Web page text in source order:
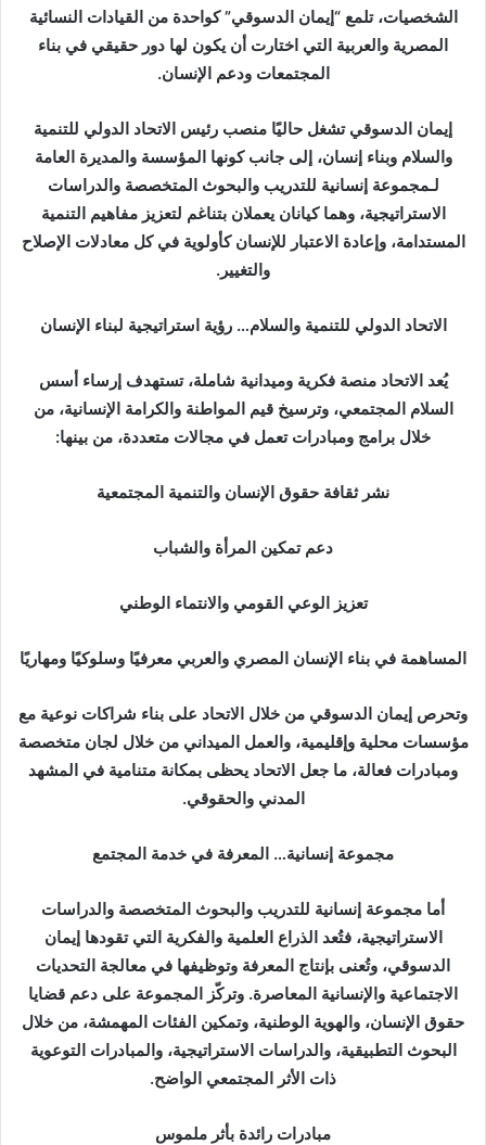
إ
ر
و
ن
ي
ا
الشخصيات، تلمع “إيمان الدسوقي” كواحدة من القيادات النسائية
المصرية والعربية التي اختارت أن يكون لها دور حقيقي في بناء
المجتمعات ودعم الإنسان.
إيمان الدسوقي تشغل حاليًا منصب رئيس الاتحاد الدولي للتنمية
والسلام وبناء إنسان، إلى جانب كونها المؤسسة والمديرة العامة
لـمجموعة إنسانية للتدريب والبحوث المتخصصة والدراسات
الاستراتيجية، وهما كيانان يعملان بتناغم لتعزيز مفاهيم التنمية
المستدامة، وإعادة الاعتبار للإنسان كأولوية في كل معادلات الإصلاح
والتغيير.
الاتحاد الدولي للتنمية والسلام… رؤية استراتيجية لبناء الإنسان
يُعد الاتحاد منصة فكرية وميدانية شاملة، تستهدف إرساء أسس
السلام المجتمعي، وترسيخ قيم المواطنة والكرامة الإنسانية، من
خلال برامج ومبادرات تعمل في مجالات متعددة، من بينها:
نشر ثقافة حقوق الإنسان والتنمية المجتمعية
دعم تمكين المرأة والشباب
تعزيز الوعي القومي والانتماء الوطني
المساهمة في بناء الإنسان المصري والعربي معرفيًا وسلوكيًا ومهاريًا
وتحرص إيمان الدسوقي من خلال الاتحاد على بناء شراكات نوعية مع
مؤسسات محلية وإقليمية، والعمل الميداني من خلال لجان متخصصة
ومبادرات فعالة، ما جعل الاتحاد يحظى بمكانة متنامية في المشهد
المدني والحقوقي.
مجموعة إنسانية… المعرفة في خدمة المجتمع
أما مجموعة إنسانية للتدريب والبحوث المتخصصة والدراسات
الاستراتيجية، فتُعد الذراع العلمية والفكرية التي تقودها إيمان
الدسوقي، وتُعنى بإنتاج المعرفة وتوظيفها في معالجة التحديات
الاجتماعية والإنسانية المعاصرة. وتركّز المجموعة على دعم قضايا
حقوق الإنسان، والهوية الوطنية، وتمكين الفئات المهمشة، من خلال
البحوث التطبيقية، والدراسات الاستراتيجية، والمبادرات التوعوية
ذات الأثر المجتمعي الواضح.
مبادرات رائدة بأثر ملموس